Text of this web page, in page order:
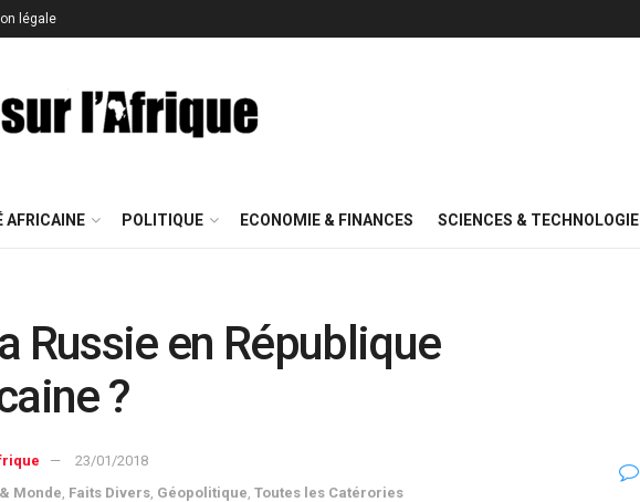
légale
AFRICAINE POLITIQUE ECONOMIE & FINANCES SCIENCES & TECHNOLOGIE
Russie en République
?
23/01/2018
Monde Faits Divers Géopolitique Toutes les Catérories